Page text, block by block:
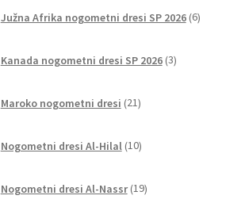
Južna Afrika nogometni dresi SP 2026 6izdelkov
Kanada nogometni dresi SP 2026 3izdelki
Maroko nogometni dresi 21izdelkov
Nogometni dresi Al-Hilal 10izdelkov
Nogometni dresi Al-Nassr 19izdelkov